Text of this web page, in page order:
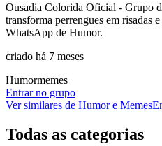
Ousadia Colorida Oficial - Grupo
transforma perrengues em risadas
WhatsApp de Humor.
criado há 7 meses
Humormemes
Entrar no grupo
Ver similares de Humor e Memes
Todas as categorias